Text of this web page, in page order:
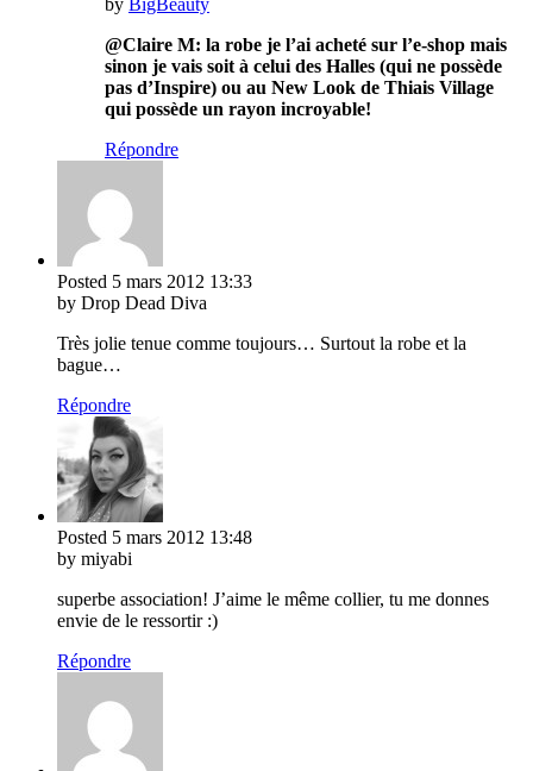
by BigBeauty
@Claire M: la robe je l’ai acheté sur l’e-shop mais
sinon je vais soit à celui des Halles (qui ne possède
pas d’Inspire) ou au New Look de Thiais Village
qui possède un rayon incroyable!
Répondre
Posted 5 mars 2012 13:33
by Drop Dead Diva
Très jolie tenue comme toujours… Surtout la robe et la
bague…
Répondre
Posted 5 mars 2012 13:48
by miyabi
superbe association! J’aime le même collier, tu me donnes
envie de le ressortir :)
Répondre